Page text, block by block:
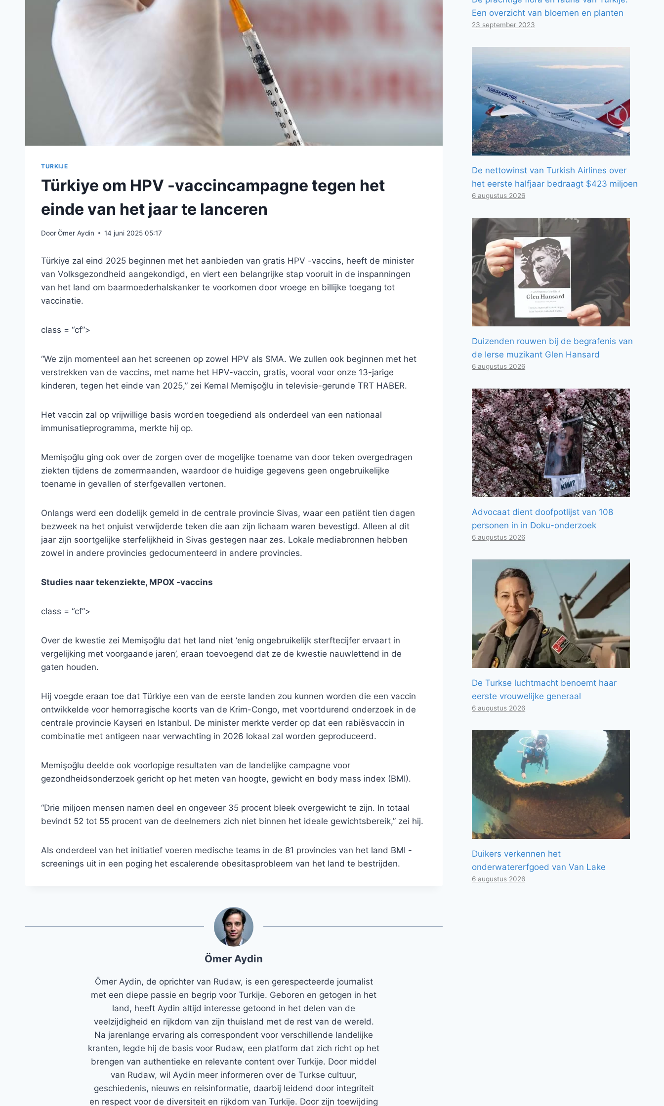
TURKIJE
Türkiye om HPV -vaccincampagne tegen het
einde van het jaar te lanceren
DoorÖmer Aydin 14 juni 2025 05:17
Türkiye zal eind 2025 beginnen met het aanbieden van gratis HPV -vaccins, heeft de minister
van Volksgezondheid aangekondigd, en viert een belangrijke stap vooruit in de inspanningen
van het land om baarmoederhalskanker te voorkomen door vroege en billijke toegang tot
vaccinatie.
class = “cf”>
“We zijn momenteel aan het screenen op zowel HPV als SMA. We zullen ook beginnen met het
verstrekken van de vaccins, met name het HPV-vaccin, gratis, vooral voor onze 13-jarige
kinderen, tegen het einde van 2025,” zei Kemal Memişoğlu in televisie-gerunde TRT HABER.
Het vaccin zal op vrijwillige basis worden toegediend als onderdeel van een nationaal
immunisatieprogramma, merkte hij op.
Memişoğlu ging ook over de zorgen over de mogelijke toename van door teken overgedragen
ziekten tijdens de zomermaanden, waardoor de huidige gegevens geen ongebruikelijke
toename in gevallen of sterfgevallen vertonen.
Onlangs werd een dodelijk gemeld in de centrale provincie Sivas, waar een patiënt tien dagen
bezweek na het onjuist verwijderde teken die aan zijn lichaam waren bevestigd. Alleen al dit
jaar zijn soortgelijke sterfelijkheid in Sivas gestegen naar zes. Lokale mediabronnen hebben
zowel in andere provincies gedocumenteerd in andere provincies.
Studies naar tekenziekte, MPOX -vaccins
class = “cf”>
Over de kwestie zei Memişoğlu dat het land niet ‘enig ongebruikelijk sterftecijfer ervaart in
vergelijking met voorgaande jaren’, eraan toevoegend dat ze de kwestie nauwlettend in de
gaten houden.
Hij voegde eraan toe dat Türkiye een van de eerste landen zou kunnen worden die een vaccin
ontwikkelde voor hemorragische koorts van de Krim-Congo, met voortdurend onderzoek in de
centrale provincie Kayseri en Istanbul. De minister merkte verder op dat een rabiësvaccin in
combinatie met antigeen naar verwachting in 2026 lokaal zal worden geproduceerd.
Memişoğlu deelde ook voorlopige resultaten van de landelijke campagne voor
gezondheidsonderzoek gericht op het meten van hoogte, gewicht en body mass index (BMI).
“Drie miljoen mensen namen deel en ongeveer 35 procent bleek overgewicht te zijn. In totaal
bevindt 52 ​​tot 55 procent van de deelnemers zich niet binnen het ideale gewichtsbereik,” zei hij.
Als onderdeel van het initiatief voeren medische teams in de 81 provincies van het land BMI -
screenings uit in een poging het escalerende obesitasprobleem van het land te bestrijden.
Ömer Aydin
Ömer Aydin, de oprichter van Rudaw, is een gerespecteerde journalist
met een diepe passie en begrip voor Turkije. Geboren en getogen in het
land, heeft Aydin altijd interesse getoond in het delen van de
veelzijdigheid en rijkdom van zijn thuisland met de rest van de wereld.
Na jarenlange ervaring als correspondent voor verschillende landelijke
kranten, legde hij de basis voor Rudaw, een platform dat zich richt op het
brengen van authentieke en relevante content over Turkije. Door middel
van Rudaw, wil Aydin meer informeren over de Turkse cultuur,
geschiedenis, nieuws en reisinformatie, daarbij leidend door integriteit
en respect voor de diversiteit en rijkdom van Turkije. Door zijn toewijding
Een overzicht van bloemen en planten
23 september 2023
De nettowinst van Turkish Airlines over
het eerste halfjaar bedraagt ​​$423 miljoen
6 augustus 2026
Duizenden rouwen bij de begrafenis van
de Ierse muzikant Glen Hansard
6 augustus 2026
Advocaat dient doofpotlijst van 108
personen in in Doku-onderzoek
6 augustus 2026
De Turkse luchtmacht benoemt haar
eerste vrouwelijke generaal
6 augustus 2026
Duikers verkennen het
onderwatererfgoed van Van Lake
6 augustus 2026